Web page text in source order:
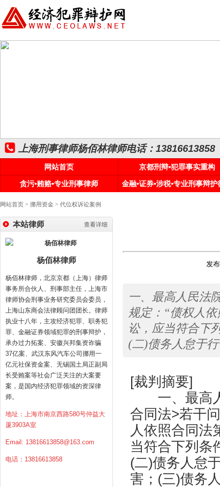
上海刑事律师杨佰林律师电话：13816613858
网站首页
京都刑辩•犯罪事实重构
贪污•贿赂•专业刑事律师
金融•证券•涉税•专业刑事辩护
网站首页 > 挪用资金 > 代位权诉讼案例
查看详细
本站律师
杨佰林律师
杨佰林律师，北京京都（上海）律师
事务所合伙人、刑事部主任，上海市
律师协会刑事业务研究委员会委员，
上海山东商会法律顾问团团长。律师
执业十八年，主攻经济犯罪、职务犯
罪、金融证券领域犯罪的刑事辩护，
承办过力拓案、安徽兴邦集资诈骗
37亿案、武汉东风汽车公司挪用一
亿元社保资金案、无锡国土局正副局
长受贿案等社会广泛关注的大案要
案，是国内经济犯罪领域的资深律
师。
地址：上海市南京西路580号仲益大
厦3903A室
Email: 13816613858@163.com
电话：13816613858
发
一、最高人民法
规定：“债权人
讼，应当符合下
(二)债务人怠于
[裁判摘要]
一、最高人
合同法>若干
人依照合同法
当符合下列条
(二)债务人怠
害；(三)债务